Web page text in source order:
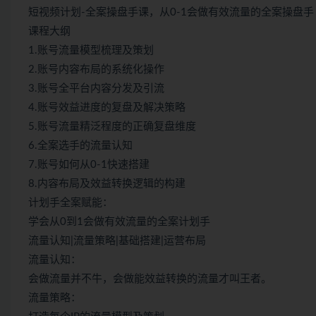
短视频计划-全案操盘手课，从0-1会做有效流量的全案操盘
课程大纲
1.账号流量模型梳理及策划
2.账号内容布局的系统化操作
3.账号全平台内容分发及引流
4.账号效益进度的复盘及解决策略
5.账号流量精泛程度的正确复盘维度
6.全案选手的流量认知
7.账号如何从0-1快速搭建
8.内容布局及效益转换逻辑的构建
计划手全案赋能：
学会从0到1会做有效流量的全案计划手
流量认知|流量策略|基础搭建|运营布局
流量认知：
会做流量并不牛，会做能效益转换的流量才叫王者。
流量策略：